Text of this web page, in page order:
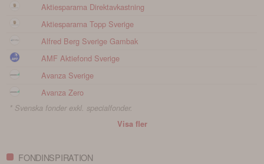
Aktiespararna Direktavkastning
Aktiespararna Topp Sverige
Alfred Berg Sverige Gambak
AMF Aktiefond Sverige
Avanza Sverige
Avanza Zero
* Svenska fonder exkl. specialfonder.
Visa fler
FONDINSPIRATION